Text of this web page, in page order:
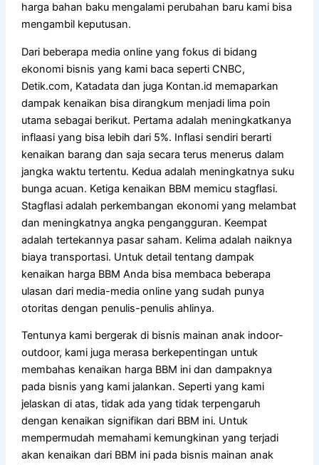
harga bahan baku mengalami perubahan baru kami bisa
mengambil keputusan.
Dari beberapa media online yang fokus di bidang
ekonomi bisnis yang kami baca seperti CNBC,
Detik.com, Katadata dan juga Kontan.id memaparkan
dampak kenaikan bisa dirangkum menjadi lima poin
utama sebagai berikut. Pertama adalah meningkatkanya
inflaasi yang bisa lebih dari 5%. Inflasi sendiri berarti
kenaikan barang dan saja secara terus menerus dalam
jangka waktu tertentu. Kedua adalah meningkatnya suku
bunga acuan. Ketiga kenaikan BBM memicu stagflasi.
Stagflasi adalah perkembangan ekonomi yang melambat
dan meningkatnya angka pengangguran. Keempat
adalah tertekannya pasar saham. Kelima adalah naiknya
biaya transportasi. Untuk detail tentang dampak
kenaikan harga BBM Anda bisa membaca beberapa
ulasan dari media-media online yang sudah punya
otoritas dengan penulis-penulis ahlinya.
Tentunya kami bergerak di bisnis mainan anak indoor-
outdoor, kami juga merasa berkepentingan untuk
membahas kenaikan harga BBM ini dan dampaknya
pada bisnis yang kami jalankan. Seperti yang kami
jelaskan di atas, tidak ada yang tidak terpengaruh
dengan kenaikan signifikan dari BBM ini. Untuk
mempermudah memahami kemungkinan yang terjadi
akan kenaikan dari BBM ini pada bisnis mainan anak